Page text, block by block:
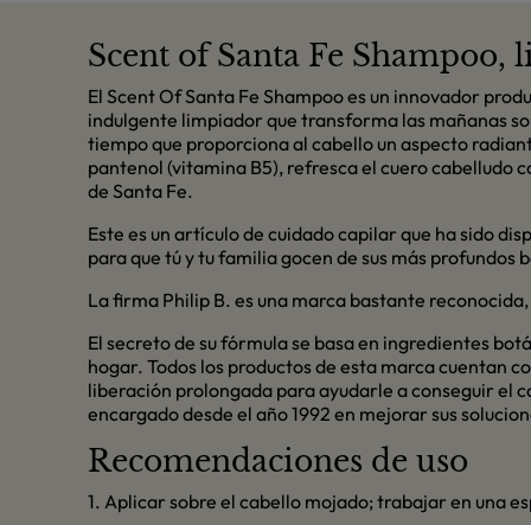
Scent of Santa Fe
El Scent Of Santa Fe Shampoo es un innovador
indulgente limpiador que transforma las mañanas
tiempo que proporciona al cabello un aspecto
pantenol (vitamina B5), refresca el cuero cabelludo
de Santa Fe.
Este es un artículo de cuidado capilar que ha sido
para que tú y tu familia gocen de sus más profundos
La firma Philip B. es una marca bastante
El secreto de su fórmula se basa en ingredientes
hogar. Todos los productos de esta marca cuentan
liberación prolongada para ayudarle a conseguir el
encargado desde el año 1992 en mejorar sus
Recomendaciones de uso
1. Aplicar sobre el cabello mojado; trabajar en una